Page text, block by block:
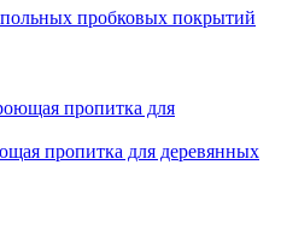
пробковых покрытий
пропитка для деревянных